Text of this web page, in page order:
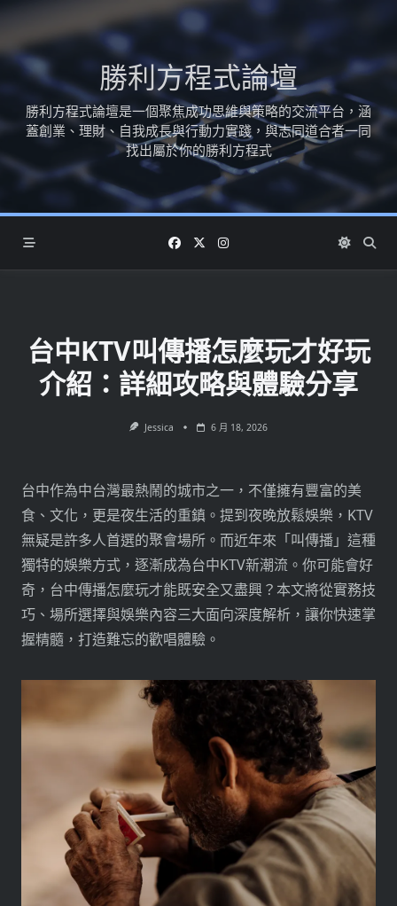
Skip
content
勝利方程式論壇
勝利方程式論壇是一個聚焦成功思維與策略的交流平台，涵
蓋創業、理財、自我成長與行動力實踐，與志同道合者一同
找出屬於你的勝利方程式
台中KTV叫傳播怎麼玩才好玩
介紹：詳細攻略與體驗分享
Jessica 6 月 18, 2026
台中作為中台灣最熱鬧的城市之一，不僅擁有豐富的美
食、文化，更是夜生活的重鎮。提到夜晚放鬆娛樂，KTV
無疑是許多人首選的聚會場所。而近年來「叫傳播」這種
獨特的娛樂方式，逐漸成為台中KTV新潮流。你可能會好
奇，台中傳播怎麼玩才能既安全又盡興？本文將從實務技
巧、場所選擇與娛樂內容三大面向深度解析，讓你快速掌
握精髓，打造難忘的歡唱體驗。